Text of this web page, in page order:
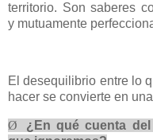
territorio. Son saberes
y mutuamente
El desequilibrio entre lo
hacer se convierte en
Ø
¿En qué cuenta